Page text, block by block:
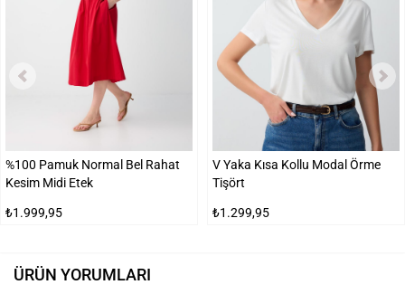
%100 Pamuk Normal Bel Rahat
Kesim Midi Etek
₺1.999,95
V Yaka Kısa Kollu Modal Örme
Tişört
₺1.299,95
ÜRÜN YORUMLARI